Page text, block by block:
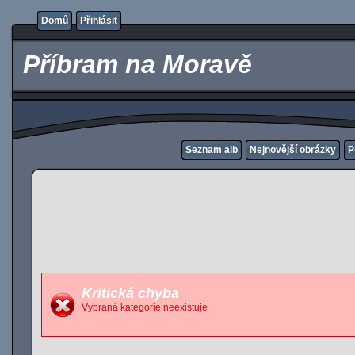
Domů Přihlásit
Příbram na Moravě
Seznam alb Nejnovější obrázky
Kritická chyba
Vybraná kategorie neexistuje